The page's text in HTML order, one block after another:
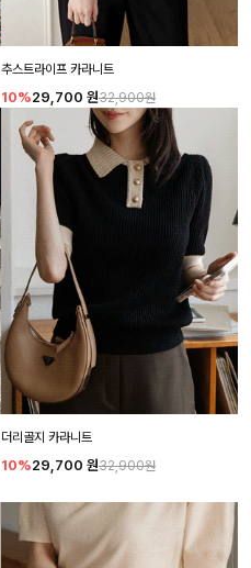
추스트라이프 카라니트
10%29,700 원32,900원
더리골지 카라니트
10%29,700 원32,900원